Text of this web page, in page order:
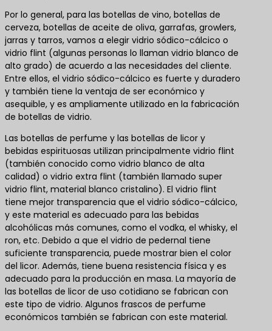
Por lo general, para las botellas de vino, botellas de
cerveza, botellas de aceite de oliva, garrafas, growlers,
jarras y tarros, vamos a elegir vidrio sódico-cálcico o
vidrio flint (algunas personas lo llaman vidrio blanco de
alto grado) de acuerdo a las necesidades del cliente.
Entre ellos, el vidrio sódico-cálcico es fuerte y duradero
y también tiene la ventaja de ser económico y
asequible, y es ampliamente utilizado en la fabricación
de botellas de vidrio.
Las botellas de perfume y las botellas de licor y
bebidas espirituosas utilizan principalmente vidrio flint
(también conocido como vidrio blanco de alta
calidad) o vidrio extra flint (también llamado super
vidrio flint, material blanco cristalino). El vidrio flint
tiene mejor transparencia que el vidrio sódico-cálcico,
y este material es adecuado para las bebidas
alcohólicas más comunes, como el vodka, el whisky, el
ron, etc. Debido a que el vidrio de pedernal tiene
suficiente transparencia, puede mostrar bien el color
del licor. Además, tiene buena resistencia física y es
adecuado para la producción en masa. La mayoría de
las botellas de licor de uso cotidiano se fabrican con
este tipo de vidrio. Algunos frascos de perfume
económicos también se fabrican con este material.